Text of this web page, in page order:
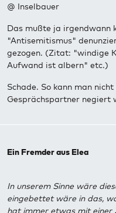
@ Inselbauer
Das mußte ja irgendwann
"Antisemitismus"
gezogen. (Zitat: "windige
Aufwand ist albern" etc.)
Schade. So kann man
Gesprächspartner negiert
Ein Fremder aus Elea
In unserem Sinne wäre
eingebettet wäre in das,
hat immer etwas mit einer